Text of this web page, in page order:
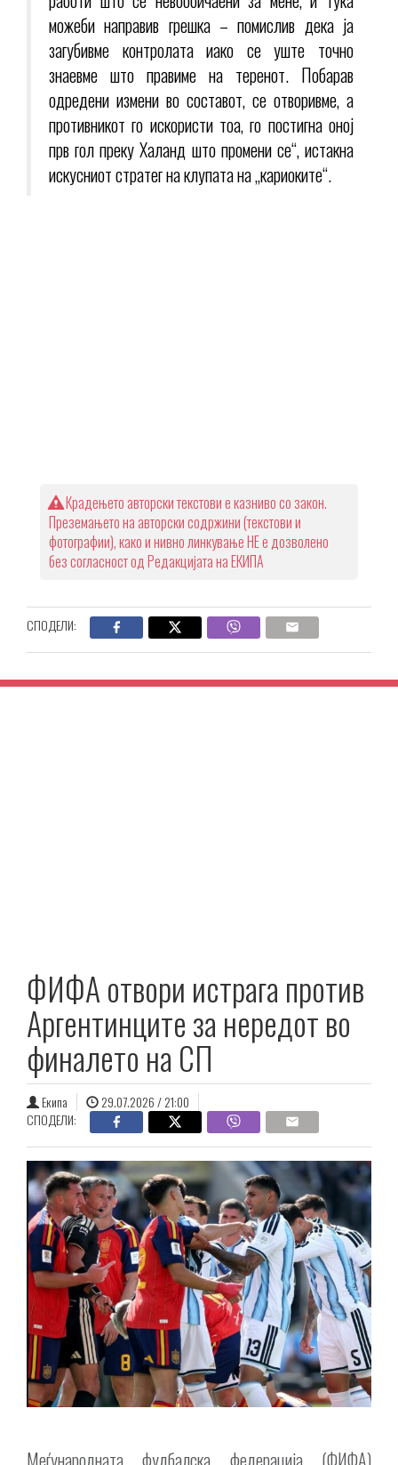
можеби направив грешка – помислив дека ја
загубивме контролата иако се уште точно
знаевме што правиме на теренот. Побарав
одредени измени во составот, се отворивме, а
противникот го искористи тоа, го постигна оној
прв гол преку Халанд што промени се“, истакна
искусниот стратег на клупата на „кариоките“.
Крадењето авторски текстови е казниво со закон.
Преземањето на авторски содржини (текстови и
фотографии), како и нивно линкување НЕ е дозволено
без согласност од Редакцијата на ЕКИПА
СПОДЕЛИ:
ФИФА отвори истрага против
Аргентинците за нередот во
финалето на СП
Екипа
29.07.2026 / 21:00
СПОДЕЛИ: